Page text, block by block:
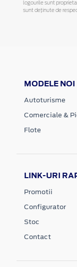
logourile sunt
sunt deținute de
MODELE NOI
Autoturisme
Comerciale &
Flote
LINK-URI
Promotii
Configurator
Stoc
Contact